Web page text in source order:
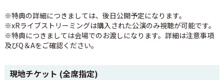
※特典の詳細につきましては、後日公開予定になります。
※xRライブストリーミングは購入された公演のみ視聴が可能です。
※特典につきましては会場でのお渡しになります。詳細は注意事項
及びQ＆Aをご確認ください。
現地チケット (全席指定)